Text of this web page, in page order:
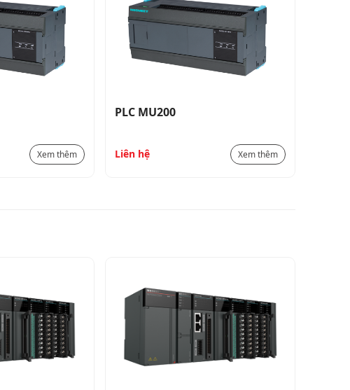
Xem thêm
PLC MU200
Liên hệ Xem thêm